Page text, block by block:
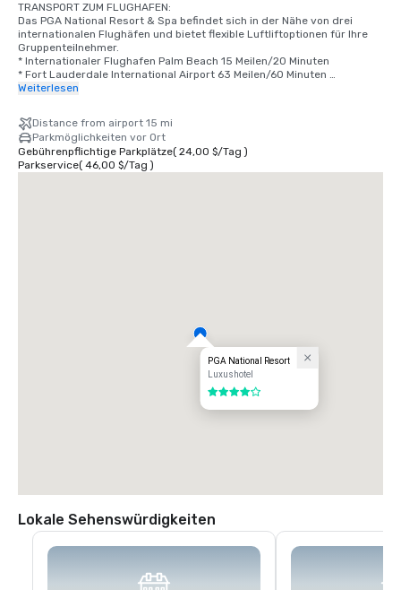
TRANSPORT ZUM FLUGHAFEN:
Das PGA National Resort & Spa befindet sich in der Nähe von drei
internationalen Flughäfen und bietet flexible Luftliftoptionen für Ihre
Gruppenteilnehmer.
* Internationaler Flughafen Palm Beach 15 Meilen/20 Minuten
* Fort Lauderdale International Airport 63 Meilen/60 Minuten
* Miami International Airport 78 Meilen/80 Minuten
Weiterlesen
Distance from airport 15 mi
Parkmöglichkeiten vor Ort
Gebührenpflichtige Parkplätze( 24,00 $/Tag )
Parkservice( 46,00 $/Tag )
PGA National Resort
Luxushotel
4 von 5
Lokale Sehenswürdigkeiten